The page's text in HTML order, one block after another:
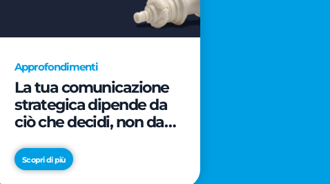
Approfondimenti
La tua comunicazione
strategica dipende da
ciò che decidi, non da
Scopri di più